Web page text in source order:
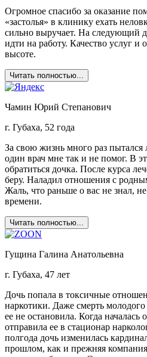
Огромное спасибо за оказание
«застолья» в клинику ехать
сильно выручает. На следующий
идти на работу. Качество услуг и
высоте.
Читать полностью...
Чамин Юрий Степанович
г. Губаха, 52 года
За свою жизнь много раз пытался
один врач мне так и не помог. В
обратиться дочка. После курса
беру. Наладил отношения с
Жаль, что раньше о вас не знал,
времени.
Читать полностью...
Гущина Галина Анатольевна
г. Губаха, 47 лет
Дочь попала в токсичные
наркотики. Даже смерть молодого
ее не остановила. Когда началась
отправила ее в стационар
полгода дочь изменилась
прошлом, как и прежняя